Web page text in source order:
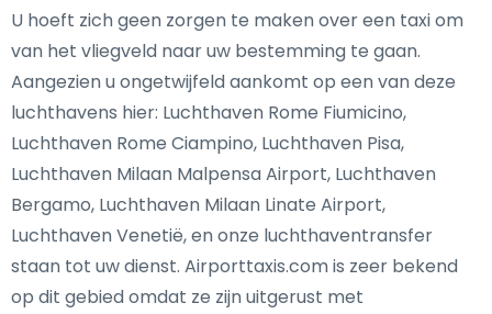
U hoeft zich geen zorgen te maken over een taxi om
van het vliegveld naar uw bestemming te gaan.
Aangezien u ongetwijfeld aankomt op een van deze
luchthavens hier: Luchthaven Rome Fiumicino,
Luchthaven Rome Ciampino, Luchthaven Pisa,
Luchthaven Milaan Malpensa Airport, Luchthaven
Bergamo, Luchthaven Milaan Linate Airport,
Luchthaven Venetië, en onze luchthaventransfer
staan tot uw dienst. Airporttaxis.com is zeer bekend
op dit gebied omdat ze zijn uitgerust met